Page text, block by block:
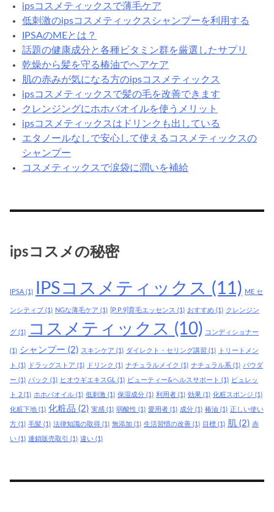
ipsコスメティックスで薄毛ケア
低刺激のipsコスメティックスシャンプーを利用する
IPSAのMEとは？
話題の健康成分と各種ビタミン群を厳選したサプリ
乾燥から髪を守る椿油でヘアケア
肌の赤みが気になる方のipsコスメティックス
ipsコスメティックスで髪の毛を改善できます
クレンジングにホホバオイルを使うメリット
ipsコスメティックスはドリンクも出している
エタノールなしで安心して使えるコスメティックスの
シャンプー
コスメティックスで涙袋に潤いを補給
ipsコスメの秘密
IPSA (1) IPSコスメティックス (11) ME セ
ンシティブ (1) NGな薄毛ケア (1) [P.P.9]育毛エッセンス (1) おすすめ (1) クレンジン
グ (1) コスメティックス (10) コンディショナー
(1) シャンプー (2) スキンケア (1) ダイレクト・セリング講習 (1) トリートメン
ト (1) ドラッグストア (1) ドリンク (1) ナチュラルメイク (1) ナチュラル系 (1) パウダ
ー (1) パック (1) ヒオウギエキスGL (1) ビューティー&ヘルスサポート (1) ピュレッ
ト 2 (1) ホホバオイル (1) 低刺激 (1) 保湿成分 (1) 利用者 (1) 効果 (1) 化粧スポンジ (1)
化粧下地 (1) 化粧品 (2) 実感 (1) 弱酸性 (1) 愛用者 (1) 成分 (1) 椿油 (1) 正しい使い
方 (1) 毛髪 (1) 法律知識の取得 (1) 無添加 (1) 生活習慣の改善 (1) 目標 (1) 肌 (2) 赤
い (1) 連鎖販売取引 (1) 違い (1)